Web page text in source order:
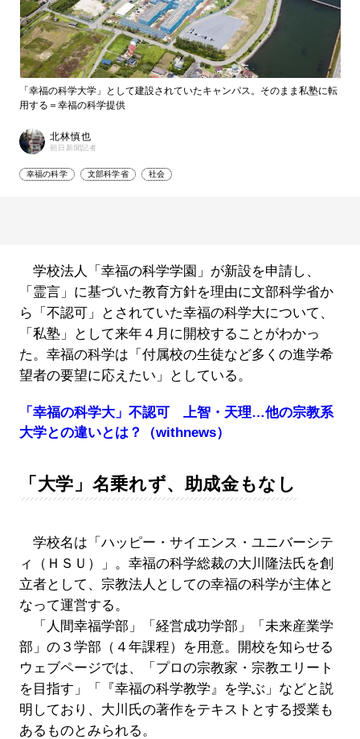
「幸福の科学大学」として建設されていたキャンパス。そのまま私塾に転
用する＝幸福の科学提供
北林慎也
朝日新聞記者
幸福の科学 文部科学省 社会
学校法人「幸福の科学学園」が新設を申請し、
「霊言」に基づいた教育方針を理由に文部科学省か
ら「不認可」とされていた幸福の科学大について、
「私塾」として来年４月に開校することがわかっ
た。幸福の科学は「付属校の生徒など多くの進学希
望者の要望に応えたい」としている。
「幸福の科学大」不認可 上智・天理…他の宗教系
大学との違いとは？（withnews）
「大学」名乗れず、助成金もなし
学校名は「ハッピー・サイエンス・ユニバーシテ
ィ（ＨＳＵ）」。幸福の科学総裁の大川隆法氏を創
立者として、宗教法人としての幸福の科学が主体と
なって運営する。
「人間幸福学部」「経営成功学部」「未来産業学
部」の３学部（４年課程）を用意。開校を知らせる
ウェブページでは、「プロの宗教家・宗教エリート
を目指す」「『幸福の科学教学』を学ぶ」などと説
明しており、大川氏の著作をテキストとする授業も
あるものとみられる。